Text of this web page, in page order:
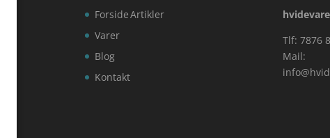
Forside
Varer
Blog
Kontakt
Artikler
Tlf: 7876
Mail: